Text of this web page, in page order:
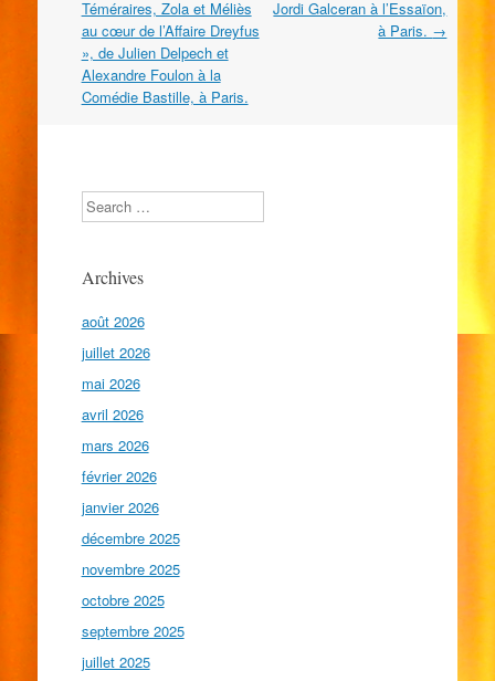
dans
les
articles
Téméraires, Zola et Méliès
au cœur de l’Affaire Dreyfus
», de Julien Delpech et
Alexandre Foulon à la
Comédie Bastille, à Paris.
Jordi Galceran à l’Essaïon,
à Paris. →
Search
Archives
août 2026
juillet 2026
mai 2026
avril 2026
mars 2026
février 2026
janvier 2026
décembre 2025
novembre 2025
octobre 2025
septembre 2025
juillet 2025